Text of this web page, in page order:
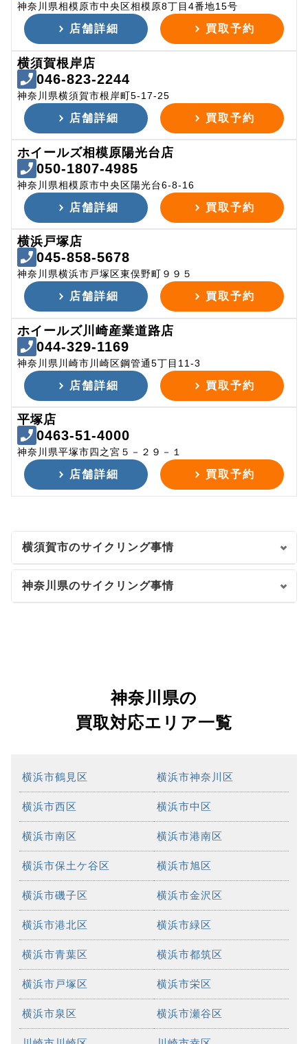
神奈川県相模原市中央区相模原8丁目4番地15号
店舗詳細 買取予約
横須賀根岸店
046-823-2244
神奈川県横須賀市根岸町5-17-25
店舗詳細 買取予約
ホイールズ相模原陽光台店
050-1807-4985
神奈川県相模原市中央区陽光台6-8-16
店舗詳細 買取予約
横浜戸塚店
045-858-5678
神奈川県横浜市戸塚区東俣野町９９５
店舗詳細 買取予約
ホイールズ川崎産業道路店
044-329-1169
神奈川県川崎市川崎区鋼管通5丁目11-3
店舗詳細 買取予約
平塚店
0463-51-4000
神奈川県平塚市四之宮５－２９－１
店舗詳細 買取予約
横須賀市のサイクリング事情
神奈川県のサイクリング事情
神奈川県の
買取対応エリア一覧
横浜市鶴見区 横浜市神奈川区
横浜市西区 横浜市中区
横浜市南区 横浜市港南区
横浜市保土ケ谷区 横浜市旭区
横浜市磯子区 横浜市金沢区
横浜市港北区 横浜市緑区
横浜市青葉区 横浜市都筑区
横浜市戸塚区 横浜市栄区
横浜市泉区 横浜市瀬谷区